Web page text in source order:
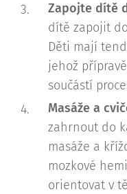
Zapojte dítě
dítě zapojit
Děti mají
jehož
součástí
Masáže a
zahrnout do
masáže a
mozkové
orientovat v